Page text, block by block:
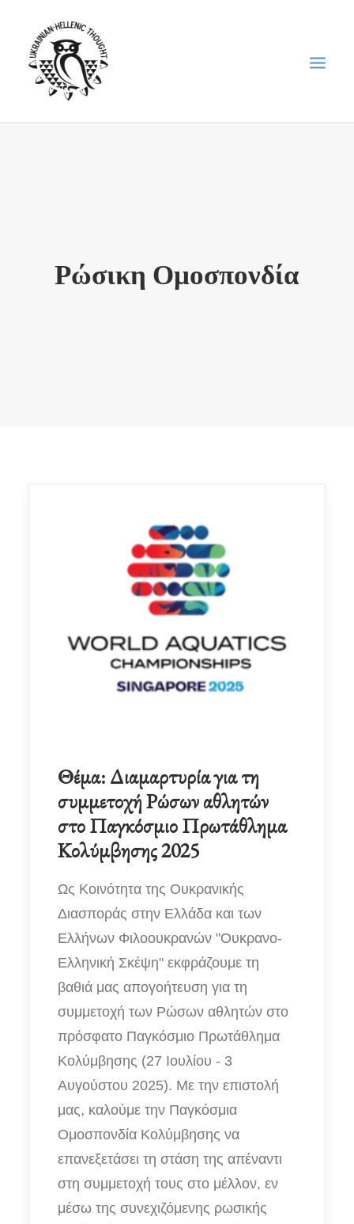
ПРО НАС
“ВІСНИК”/”ΑΓΓΕΛΙΑΦΌΡΟΣ”
Ρώσικη Ομοσπονδία
Θέμα: Διαμαρτυρία για τη
συμμετοχή Ρώσων αθλητών
στο Παγκόσμιο Πρωτάθλημα
Κολύμβησης 2025
Ως Κοινότητα της Ουκρανικής
Διασποράς στην Ελλάδα και των
Ελλήνων Φιλοουκρανών "Ουκρανο-
Ελληνική Σκέψη" εκφράζουμε τη
βαθιά μας απογοήτευση για τη
συμμετοχή των Ρώσων αθλητών στο
πρόσφατο Παγκόσμιο Πρωτάθλημα
Κολύμβησης (27 Ιουλίου - 3
Αυγούστου 2025). Με την επιστολή
μας, καλούμε την Παγκόσμια
Ομοσπονδία Κολύμβησης να
επανεξετάσει τη στάση της απέναντι
στη συμμετοχή τους στο μέλλον, εν
μέσω της συνεχιζόμενης ρωσικής